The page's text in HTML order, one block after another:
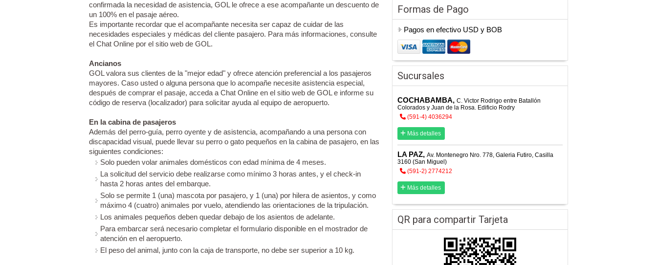
confirmada la necesidad de asistencia, GOL le ofrece a ese acompañante un descuento de
un 100% en el pasaje aéreo.
Es importante recordar que el acompañante necesita ser capaz de cuidar de las
necesidades especiales y médicas del cliente pasajero. Para más informaciones, consulte
el Chat Online por el sitio web de GOL.
Ancianos
GOL valora sus clientes de la "mejor edad" y ofrece atención preferencial a los pasajeros
mayores. Caso usted o alguna persona que lo acompañe necesite asistencia especial,
después de comprar el pasaje, acceda a Chat Online en el sitio web de GOL e informe su
código de reserva (localizador) para solicitar ayuda al equipo de aeropuerto.
En la cabina de pasajeros
Además del perro-guía, perro oyente y de asistencia, acompañando a una persona con
discapacidad visual, puede llevar su perro o gato pequeños en la cabina de pasajero, en las
siguientes condiciones:
Solo pueden volar animales domésticos con edad mínima de 4 meses.
La solicitud del servicio debe realizarse como mínimo 3 horas antes, y el check-in
hasta 2 horas antes del embarque.
Solo se permite 1 (una) mascota por pasajero, y 1 (una) por hilera de asientos, y como
máximo 4 (cuatro) animales por vuelo, atendiendo las orientaciones de la tripulación.
Los animales pequeños deben quedar debajo de los asientos de adelante.
Para embarcar será necesario completar el formulario disponible en el mostrador de
atención en el aeropuerto.
El peso del animal, junto con la caja de transporte, no debe ser superior a 10 kg.
Formas de Pago
Pagos en efectivo USD y BOB
Sucursales
COCHABAMBA, C. Victor Rodrigo entre Batallón
Colorados y Juan de la Rosa. Edificio Rodry
(591-4) 4036294
Más detalles
LA PAZ, Av. Montenegro Nro. 778, Galeria Futiro, Casilla
3160 (San Miguel)
(591-2) 2774212
Más detalles
QR para compartir Tarjeta